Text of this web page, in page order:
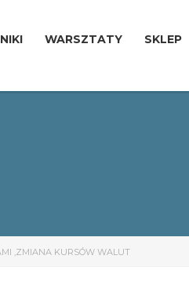
WARSZTATY SKLEP
,ZMIANA KURSÓW WALUT